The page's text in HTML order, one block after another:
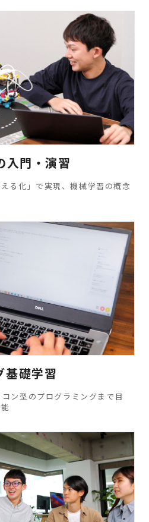
入門・演習
る化」で実現、機械学習の概念
基礎学習
ン型のプログラミングまで目